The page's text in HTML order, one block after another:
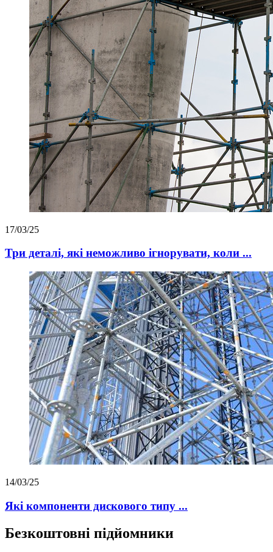
17/03/25
Три деталі, які неможливо ігнорувати, коли ...
14/03/25
Які компоненти дискового типу ...
Безкоштовні підйомники